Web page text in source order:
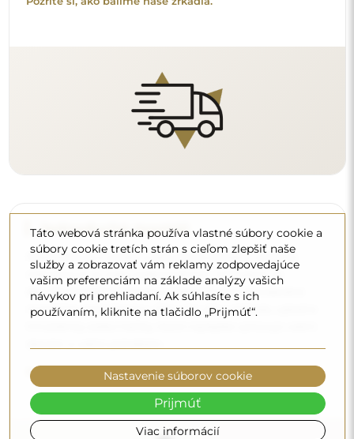
hmoždinky alebo háčiky, ktoré najlepšie vyhovujú vašim
Čistenie a údržba
Na udržanie optimálneho lesku stačí mikrovláknová
obsahujúcim ocot, amoniak alebo silné kyseliny – umožní
vám to zachovať krásny odraz po mnoho rokov.
Chcete sa dozvedieť viac?
Táto webová stránka používa vlastné súbory cookie a
súbory cookie tretích strán s cieľom zlepšiť naše
služby a zobrazovať vám reklamy zodpovedajúce
vašim preferenciám na základe analýzy vašich
návykov pri prehliadaní. Ak súhlasíte s ich
používaním, kliknite na tlačidlo „Prijmúť“.
Viac informácií
Nastavenie súborov cookie
Prijmúť